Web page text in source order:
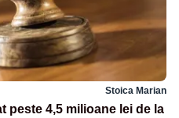
Stoica Marian
peste 4,5 milioane lei de la